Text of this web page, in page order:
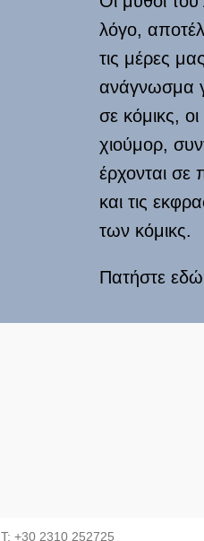
λόγο,
τις μέρες
ανάγνωσμα
σε κόμικς,
χιούμορ,
έρχονται σε
και τις
των κόμικς.
Πατήστε εδώ
Τ: +30 2310 252725